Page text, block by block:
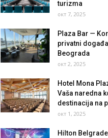
turizma
окт 7, 2025
Plaza Bar —
privatni
Beograda
окт 2, 2025
Hotel Mona
Vaša naredna
destinacija na
окт 1, 2025
Hilton